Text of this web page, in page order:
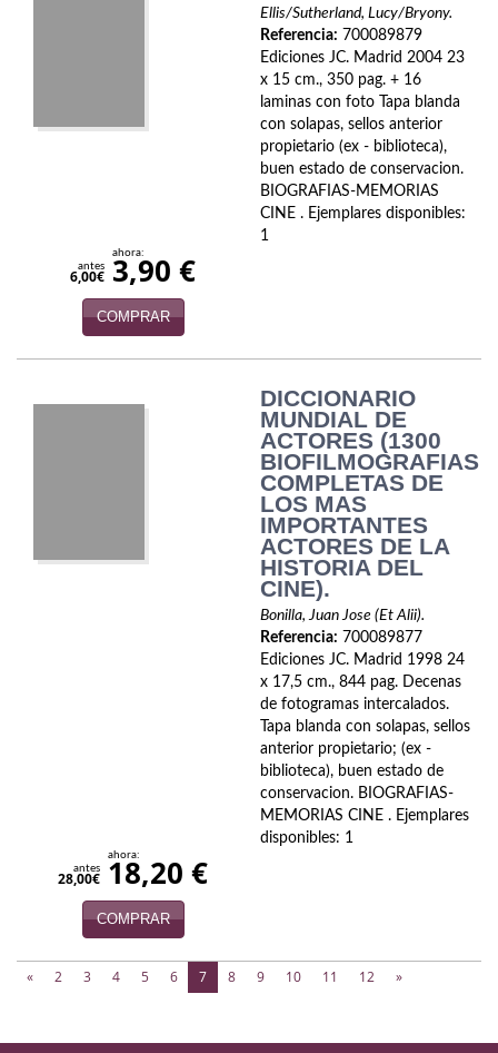
Ellis/Sutherland, Lucy/Bryony.
Referencia: 700089879
Ediciones JC. Madrid 2004 23
x 15 cm., 350 pag. + 16
laminas con foto Tapa blanda
con solapas, sellos anterior
propietario (ex - biblioteca),
buen estado de conservacion.
BIOGRAFIAS-MEMORIAS
CINE . Ejemplares disponibles:
1
antes
6,00€
ahora:
3,90 €
COMPRAR
DICCIONARIO
MUNDIAL DE
ACTORES (1300
BIOFILMOGRAFIAS
COMPLETAS DE
LOS MAS
IMPORTANTES
ACTORES DE LA
HISTORIA DEL
CINE).
Bonilla, Juan Jose (Et Alii).
Referencia: 700089877
Ediciones JC. Madrid 1998 24
x 17,5 cm., 844 pag. Decenas
de fotogramas intercalados.
Tapa blanda con solapas, sellos
anterior propietario; (ex -
biblioteca), buen estado de
conservacion. BIOGRAFIAS-
MEMORIAS CINE . Ejemplares
disponibles: 1
antes
28,00€
ahora:
18,20 €
COMPRAR
« 2 3 4 5 6 7(current)
8 9 10 11 12 »